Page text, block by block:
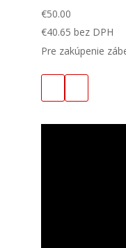
€50.00
€40.65 bez DPH
Pre zakúpenie